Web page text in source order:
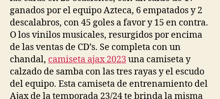
ganados por el equipo Azteca, 6 empatados y 2
descalabros, con 45 goles a favor y 15 en contra.
O los vinilos musicales, resurgidos por encima
de las ventas de CD’s. Se completa con un
chandal, camiseta ajax 2023 una camiseta y
calzado de samba con las tres rayas y el escudo
del equipo. Esta camiseta de entrenamiento del
Ajax de la temporada 23/24 te brinda la misma